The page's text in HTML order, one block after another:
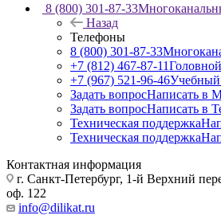
8 (800) 301-87-33
Назад
Телефоны
8 (800) 301-87-33
+7 (812) 467-87-11
+7 (967) 521-96-46
Задать вопросНаписать в
Задать вопросНаписать в
Техническая поддержка
Техническая поддержка
Контактная информация
г. Санкт-Петербург, 1-й Верхний
оф. 122
info@dilikat.ru